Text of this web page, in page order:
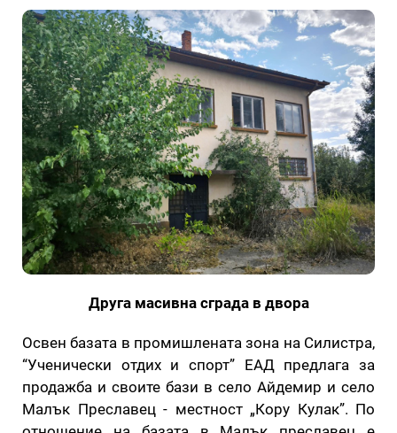
Друга масивна сграда в двора
Освен базата в промишлената зона на Силистра,
“Ученически отдих и спорт” ЕАД предлага за
продажба и своите бази в село Айдемир и село
Малък Преславец - местност „Кору Кулак”. По